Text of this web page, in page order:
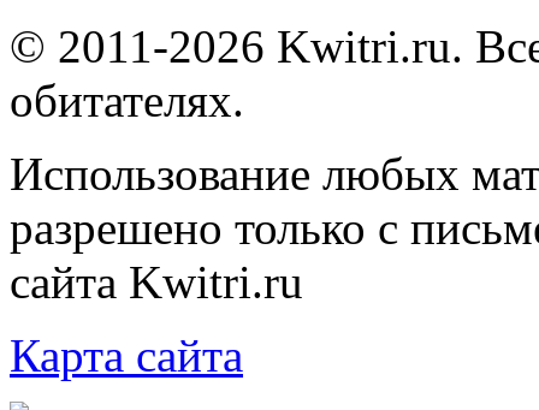
© 2011-2026 Kwitri.ru.
обитателях.
Использование любых
разрешено только с
сайта Kwitri.ru
Карта сайта